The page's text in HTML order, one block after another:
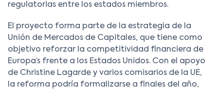
regulatorias entre los estados miembros.
El proyecto forma parte de la estrategia de la
Unión de Mercados de Capitales, que tiene como
objetivo reforzar la competitividad financiera de
Europa’s frente a los Estados Unidos. Con el apoyo
de Christine Lagarde y varios comisarios de la UE,
la reforma podría formalizarse a finales del año,